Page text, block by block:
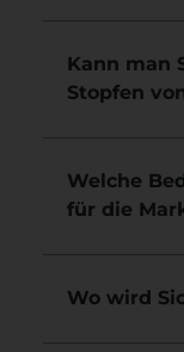
Kann man
Stopfen
Welche
für die
Wo wird